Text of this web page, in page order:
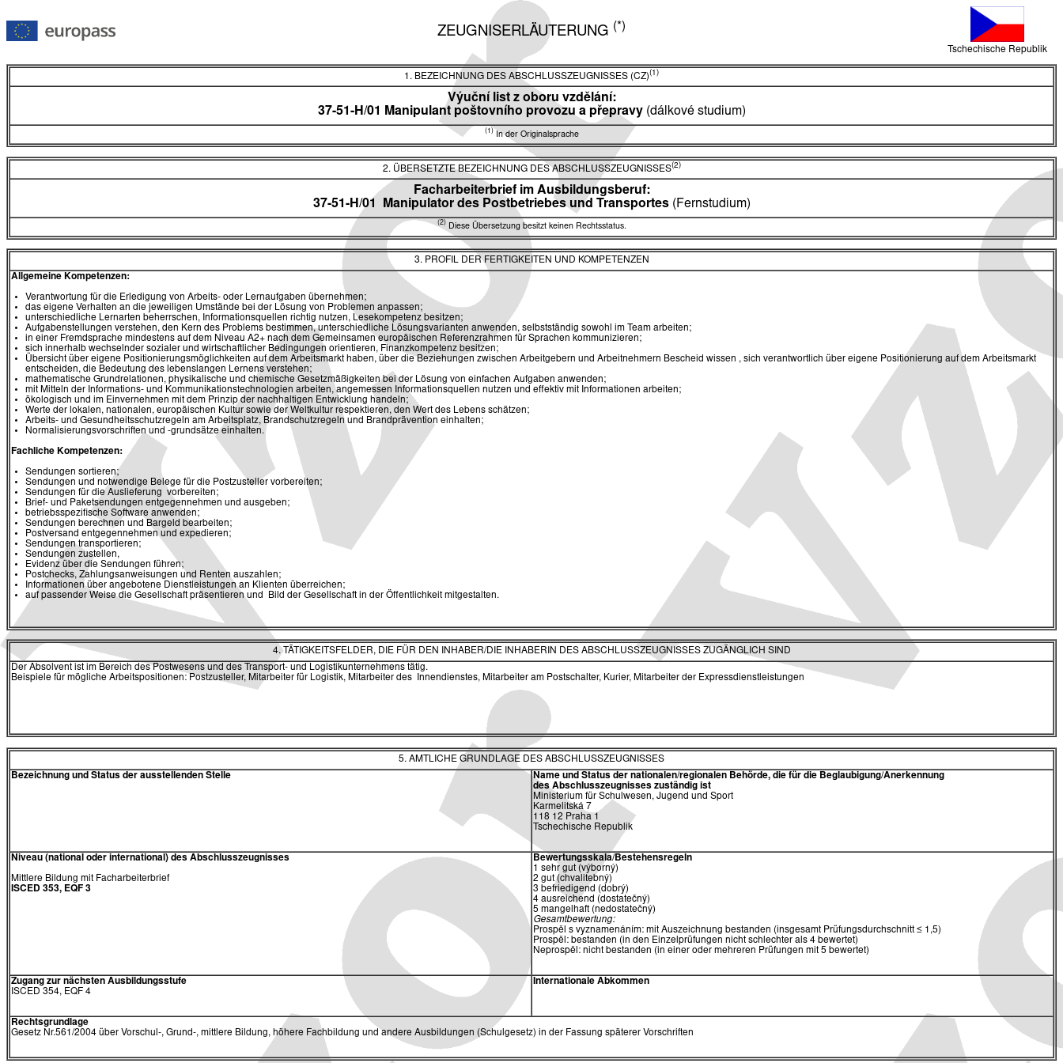
ZEUGNISERLÄUTERUNG (*)
Tschechische Republik
1. BEZEICHNUNG DES ABSCHLUSSZEUGNISSES (CZ)(1)
Výuční list z oboru vzdělání:
37-51-H/01 Manipulant poštovního provozu a přepravy (dálkové studium)
(1) In der Originalsprache
2. ÜBERSETZTE BEZEICHNUNG DES ABSCHLUSSZEUGNISSES(2)
Facharbeiterbrief im Ausbildungsberuf:
37-51-H/01
Manipulator des Postbetriebes und Transportes (Fernstudium)
(2) Diese Übersetzung besitzt keinen Rechtsstatus.
3. PROFIL DER FERTIGKEITEN UND KOMPETENZEN
Allgemeine Kompetenzen:
Verantwortung für die Erledigung von Arbeits- oder Lernaufgaben übernehmen;
das eigene Verhalten an die jeweiligen Umstände bei der Lösung von Problemen anpassen;
unterschiedliche Lernarten beherrschen, Informationsquellen richtig nutzen, Lesekompetenz besitzen;
Aufgabenstellungen verstehen, den Kern des Problems bestimmen, unterschiedliche Lösungsvarianten anwenden, selbstständig sowohl im Team arbeiten;
in einer Fremdsprache mindestens auf dem Niveau A2+ nach dem Gemeinsamen europäischen Referenzrahmen für Sprachen kommunizieren;
sich innerhalb wechselnder sozialer und wirtschaftlicher Bedingungen orientieren, Finanzkompetenz besitzen;
Übersicht über eigene Positionierungsmöglichkeiten auf dem Arbeitsmarkt haben, über die Beziehungen zwischen Arbeitgebern und Arbeitnehmern Bescheid wissen , sich verantwortlich über eigene Positionierung auf dem Arbeitsmarkt
entscheiden, die Bedeutung des lebenslangen Lernens verstehen;
mathematische Grundrelationen, physikalische und chemische Gesetzmäßigkeiten bei der Lösung von einfachen Aufgaben anwenden;
mit Mitteln der Informations- und Kommunikationstechnologien arbeiten, angemessen Informationsquellen nutzen und effektiv mit Informationen arbeiten;
ökologisch und im Einvernehmen mit dem Prinzip der nachhaltigen Entwicklung handeln;
Werte der lokalen, nationalen, europäischen Kultur sowie der Weltkultur respektieren, den Wert des Lebens schätzen;
Arbeits- und Gesundheitsschutzregeln am Arbeitsplatz, Brandschutzregeln und Brandprävention einhalten;
Normalisierungsvorschriften und -grundsätze einhalten.
Fachliche Kompetenzen:
Sendungen sortieren;
Sendungen und notwendige Belege für die Postzusteller vorbereiten;
Sendungen für die Auslieferung vorbereiten;
Brief- und Paketsendungen entgegennehmen und ausgeben;
betriebsspezifische Software anwenden;
Sendungen berechnen und Bargeld bearbeiten;
Postversand entgegennehmen und expedieren;
Sendungen transportieren;
Sendungen zustellen,
Evidenz über die Sendungen führen;
Postchecks, Zahlungsanweisungen und Renten auszahlen;
Informationen über angebotene Dienstleistungen an Klienten überreichen;
auf passender Weise die Gesellschaft präsentieren und Bild der Gesellschaft in der Öffentlichkeit mitgestalten.
4. TÄTIGKEITSFELDER, DIE FÜR DEN INHABER/DIE INHABERIN DES ABSCHLUSSZEUGNISSES ZUGÄNGLICH SIND
Der Absolvent ist im Bereich des Postwesens und des Transport- und Logistikunternehmens tätig.
Beispiele für mögliche Arbeitspositionen: Postzusteller, Mitarbeiter für Logistik, Mitarbeiter des Innendienstes, Mitarbeiter am Postschalter, Kurier, Mitarbeiter der Expressdienstleistungen
5. AMTLICHE GRUNDLAGE DES ABSCHLUSSZEUGNISSES
Bezeichnung und Status der ausstellenden Stelle
Name und Status der nationalen/regionalen Behörde, die für die Beglaubigung/Anerkennung
desAbschlusszeugnisses zuständig ist
Ministerium für Schulwesen, Jugend und Sport
Karmelitská 7
118 12 Praha 1
Tschechische Republik
Niveau (national oder international) des Abschlusszeugnisses
Mittlere Bildung mit Facharbeiterbrief
ISCED 353, EQF 3
Bewertungsskala/Bestehensregeln
1 sehr gut (výborný)
2 gut (chvalitebný)
3 befriedigend (dobrý)
4 ausreichend (dostatečný)
5 mangelhaft (nedostatečný)
Gesamtbewertung:
Prospěl s vyznamenáním: mit Auszeichnung bestanden (insgesamt Prüfungsdurchschnitt ≤ 1,5)
Prospěl: bestanden (in den Einzelprüfungen nicht schlechter als 4 bewertet)
Neprospěl: nicht bestanden (in einer oder mehreren Prüfungen mit 5 bewertet)
Zugang zur nächsten Ausbildungsstufe
ISCED 354, EQF 4
Internationale Abkommen
Rechtsgrundlage
Gesetz Nr.561/2004 über Vorschul-, Grund-, mittlere Bildung, höhere Fachbildung und andere Ausbildungen (Schulgesetz) in der Fassung späterer Vorschriften